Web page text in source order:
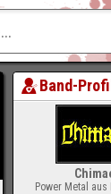
Band-
Power Metal aus